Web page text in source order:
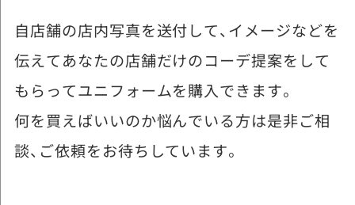
自店舗の店内写真を送付して、イメージなどを
伝えてあなたの店舗だけのコーデ提案をして
もらってユニフォームを購入できます。
何を買えばいいのか悩んでいる方は是非ご相
談、ご依頼をお待ちしています。